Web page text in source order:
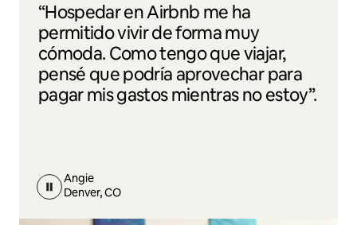
“Hospedar en Airbnb me ha
permitido vivir de forma muy
cómoda. Como tengo que viajar,
pensé que podría aprovechar para
pagar mis gastos mientras no estoy”.
Angie
Denver, CO